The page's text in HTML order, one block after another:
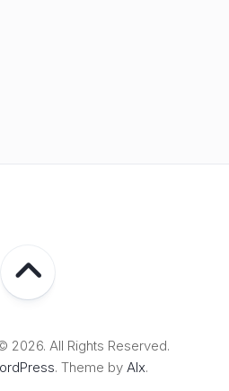
2026. All Rights Reserved.
. Theme by Alx.